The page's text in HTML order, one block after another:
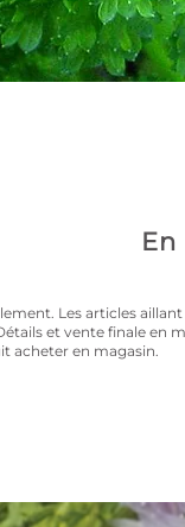
Les articles
et vente finale
acheter en magasin.